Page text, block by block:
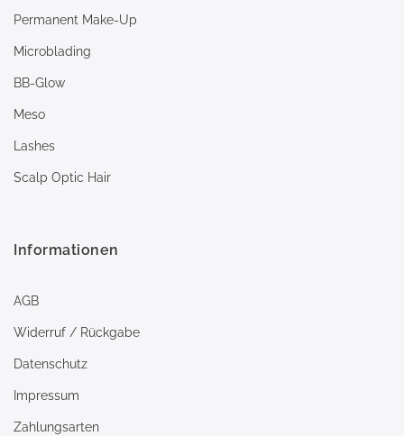
Permanent Make-Up
Microblading
BB-Glow
Meso
Lashes
Scalp Optic Hair
Informationen
AGB
Widerruf / Rückgabe
Datenschutz
Impressum
Zahlungsarten